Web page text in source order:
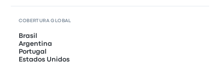
COBERTURA GLOBAL
Brasil
Argentina
Portugal
Estados Unidos